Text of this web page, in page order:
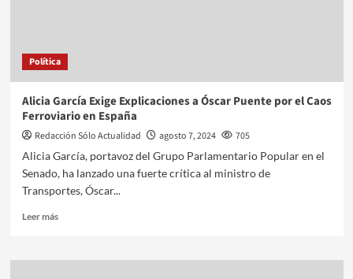
Política
Alicia García Exige Explicaciones a Óscar Puente por el Caos
Ferroviario en España
Redacción Sólo Actualidad agosto 7, 2024
705
Alicia García, portavoz del Grupo Parlamentario Popular en el
Senado, ha lanzado una fuerte crítica al ministro de
Transportes, Óscar...
Leer más